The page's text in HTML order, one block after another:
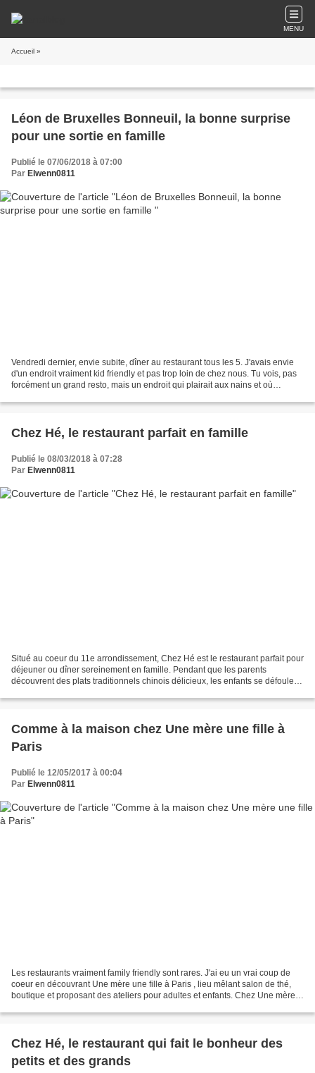
MENU
Accueil »
Léon de Bruxelles Bonneuil, la bonne surprise
pour une sortie en famille
Publié le 07/06/2018 à 07:00
Par Elwenn0811
Vendredi dernier, envie subite, dîner au restaurant tous les 5. J'avais envie
d'un endroit vraiment kid friendly et pas trop loin de chez nous. Tu vois, pas
forcément un grand resto, mais un endroit qui plairait aux nains et où
Chez Hé, le restaurant parfait en famille
Publié le 08/03/2018 à 07:28
Par Elwenn0811
Situé au coeur du 11e arrondissement, Chez Hé est le restaurant parfait pour
déjeuner ou dîner sereinement en famille. Pendant que les parents
découvrent des plats traditionnels chinois délicieux, les enfants se défoulent
Comme à la maison chez Une mère une fille à
Paris
Publié le 12/05/2017 à 00:04
Par Elwenn0811
Les restaurants vraiment family friendly sont rares. J'ai eu un vrai coup de
coeur en découvrant Une mère une fille à Paris , lieu mêlant salon de thé,
boutique et proposant des ateliers pour adultes et enfants. Chez Une mère
Chez Hé, le restaurant qui fait le bonheur des
petits et des grands